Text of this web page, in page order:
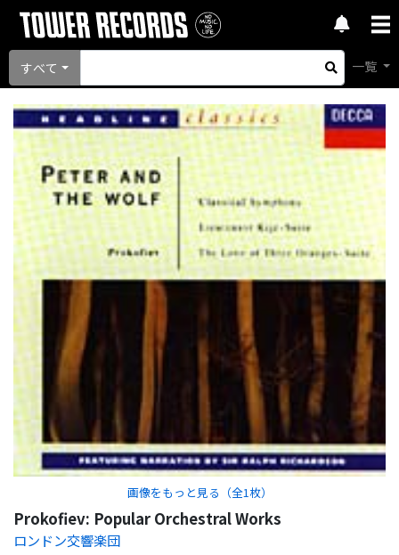
すべて 一覧
画像をもっと見る（全1 枚）
Prokofiev: Popular Orchestral Works
ロンドン交響楽団